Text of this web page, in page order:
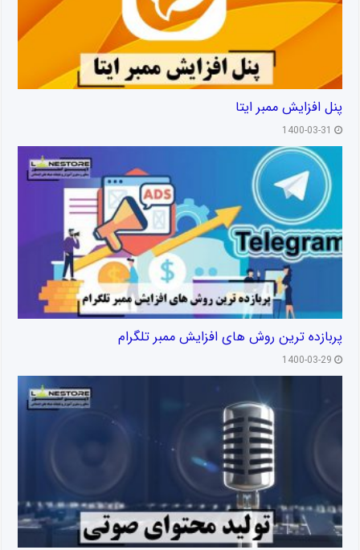
پنل افزایش ممبر ایتا
1400-03-31
پربازده ترین روش های افزایش ممبر تلگرام
1400-03-29